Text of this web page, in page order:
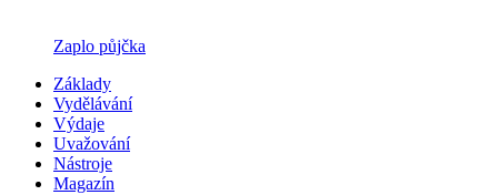
Zaplo půjčka
Základy
Vydělávání
Výdaje
Uvažování
Nástroje
Magazín